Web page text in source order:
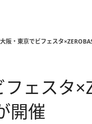
大阪・東京でビフェスタ
ェスタ
開催